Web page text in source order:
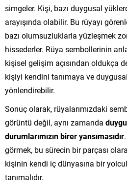
simgeler. Kişi, bazı duygusal
arayışında olabilir. Bu rüyayı
bazı olumsuzluklarla yüzleşmek
hissederler. Rüya sembollerinin
kişisel gelişim açısından oldukça
kişiyi kendini tanımaya ve
yönlendirebilir.
Sonuç olarak, rüyalarımızdaki
görüntü değil, aynı zamanda
durumlarımızın birer yansımasıdır
görmek, bu sürecin bir parçası
kişinin kendi iç dünyasına bir
tanımalıdır.